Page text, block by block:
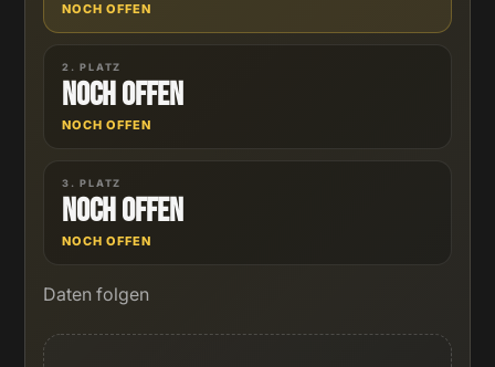
NOCH OFFEN
2. PLATZ
Noch offen
NOCH OFFEN
3. PLATZ
Noch offen
NOCH OFFEN
Daten folgen